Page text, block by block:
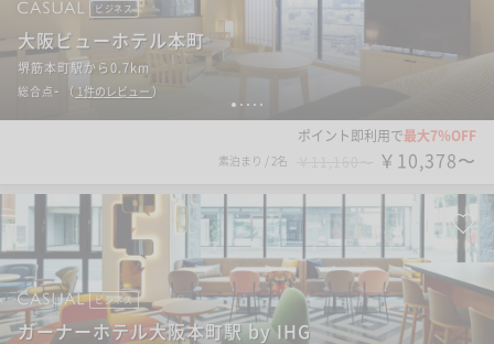
1 2 3 4 5
ビジネス
大阪ビューホテル本町
堺筋本町駅から0.7km
総合点- （ 1件のレビュー ）
ポイント即利用で最大7％OFF
素泊まり / 2名 ￥10,378〜
ビジネス
ガーナーホテル大阪本町駅 by IHG